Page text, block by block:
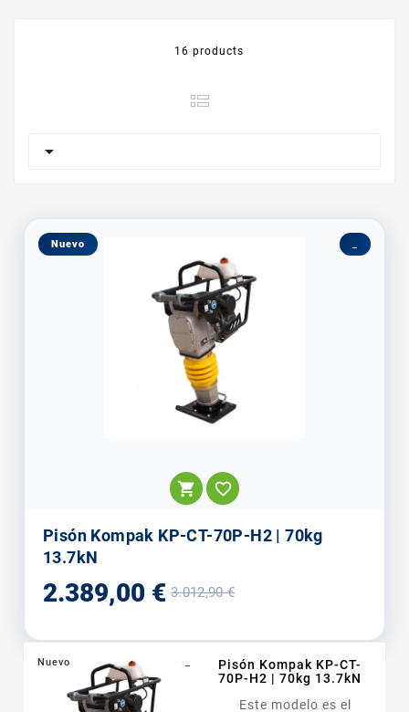
16 products

Nuevo
 
Pisón Kompak KP-CT-70P-H2 | 70kg
13.7kN
2.389,00 € 3.012,90 €
Nuevo
Pisón Kompak KP-CT-
70P-H2 | 70kg 13.7kN
Este modelo es el